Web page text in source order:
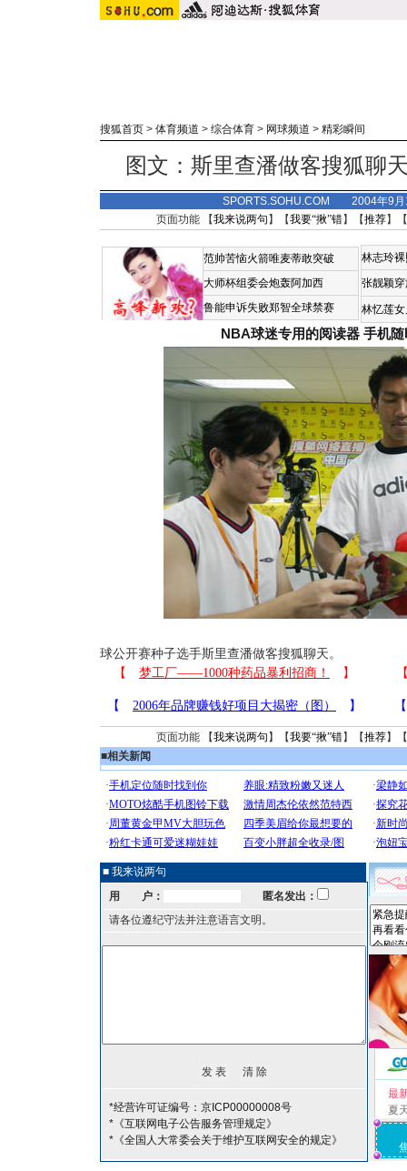
搜狐首页 > 体育频道 > 综合体育 > 网球频道 > 精彩瞬间
图文：斯里查潘做客搜狐聊
SPORTS.SOHU.COM 2004年9
页面功能 【我来说两句 】【我要“揪”错】【推荐】
范帅苦恼火箭唯麦蒂敢突破
大师杯组委会炮轰阿加西
鲁能申诉失败郑智全球禁赛
林志玲
张靓颖
林忆莲
NBA球迷专用的阅读器 手机
球公开赛种子选手斯里查潘做客搜狐聊天。
页面功能 【我来说两句 】【我要“揪”错】【推荐】
■相关新闻
■ 我来说两句
用 户：
匿名发出：
请各位遵纪守法并注意语言文明。
*经营许可证编号：京ICP00000008号
*《互联网电子公告服务管理规定》
*《全国人大常委会关于维护互联网安全的规定》
最
夏